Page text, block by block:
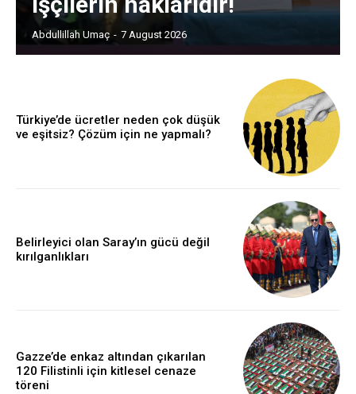
Abdullillah Umaç - 7 August 2026
Türkiye’de ücretler neden çok düşük
ve eşitsiz? Çözüm için ne yapmalı?
Belirleyici olan Saray’ın gücü değil
kırılganlıkları
Gazze’de enkaz altından çıkarılan
120 Filistinli için kitlesel cenaze
töreni